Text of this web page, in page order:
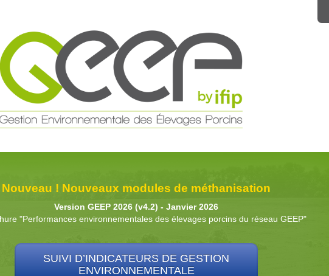
Nouveau ! Nouveaux modules de méthanisation
Version GEEP 2026 (v4.2) - Janvier 2026
"Performances environnementales des élevages porcins du réseau GEEP"